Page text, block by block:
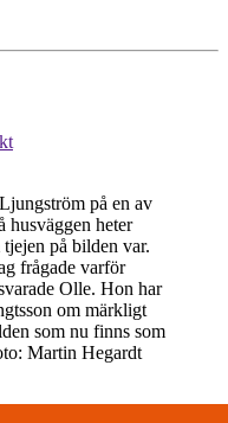
på en av
husväggen heter
på bilden var.
frågade varför
Olle. Hon har
om märkligt
som nu finns som
Martin Hegardt